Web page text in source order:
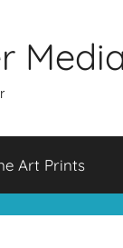
Media
Art Prints